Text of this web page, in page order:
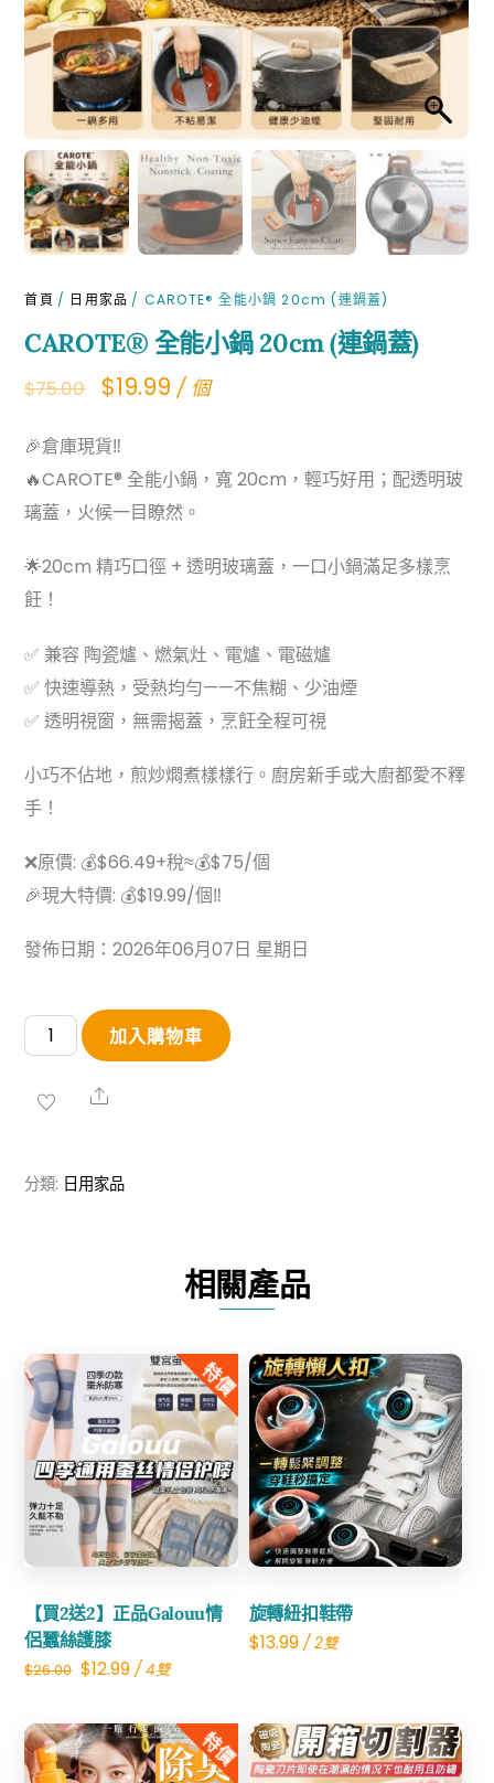
首頁 / 日用家品 / CAROTE® 全能小鍋 20cm (連鍋蓋)
CAROTE® 全能小鍋 20cm (連鍋蓋)
$75.00
Original
was:
$75.00.
$19.99Current
$19.99.
/ 個
🎉倉庫現貨‼
🔥CAROTE® 全能小鍋，寬 20cm，輕巧好用；配透明玻
璃蓋，火候一目瞭然。
🌟20cm 精巧口徑 + 透明玻璃蓋，一口小鍋滿足多樣烹
飪！
✅ 兼容 陶瓷爐、燃氣灶、電爐、電磁爐
✅ 快速導熱，受熱均勻——不焦糊、少油煙
✅ 透明視窗，無需揭蓋，烹飪全程可視
小巧不佔地，煎炒燜煮樣樣行。廚房新手或大廚都愛不釋
手！
❌原價: 💰$66.49+稅≈💰$75/個
🎉現大特價: 💰$19.99/個‼
發佈日期：2026年06月07日 星期日
CAROTE®
全
能
20cm
量
加入購物車
Share
分類: 日用家品
相關產品
特價
【買2送2】正品Galouu情
侶蠶絲護膝
$26.00 Original
was:
$26.00.
$12.99Current
is:
$12.99.
/ 4雙
Share
旋轉紐扣鞋帶
$13.99/ 2雙
Share
特價